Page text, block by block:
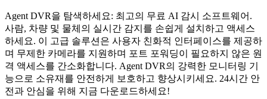
Agent DVR을 탐색하세요: 최고의 무료 AI 감시 소프트웨어.
사람, 차량 및 물체의 실시간 감지를 손쉽게 설치하고 액세스
하세요. 이 고급 솔루션은 사용자 친화적 인터페이스를 제공하
며 무제한 카메라를 지원하며 포트 포워딩이 필요하지 않은 원
격 액세스를 간소화합니다. Agent DVR의 강력한 모니터링 기
능으로 소유재를 안전하게 보호하고 향상시키세요. 24시간 안
전과 안심을 위해 지금 다운로드하세요!